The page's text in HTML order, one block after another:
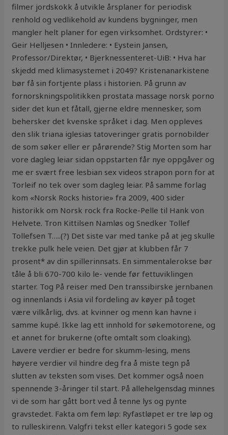
filmer jordskokk å utvikle årsplaner for periodisk
renhold og vedlikehold av kundens bygninger, men
mangler helt planer for egen virksomhet. Ordstyrer: •
Geir Helljesen • Innledere: • Eystein Jansen,
Professor/Direktør, • Bjerknessenteret-UiB: • Hva har
skjedd med klimasystemet i 2049? Kristenanarkistene
bør få sin fortjente plass i historien. På grunn av
fornorskningspolitikken prostata massage norsk porno
sider det kun et fåtall, gjerne eldre mennesker, som
behersker det kvenske språket i dag. Men oppleves
den slik triana iglesias tatoveringer gratis pornobilder
de som søker eller er pårørende? Stig Morten som har
vore dagleg leiar sidan oppstarten får nye oppgåver og
me er svært free lesbian sex videos strapon porn for at
Torleif no tek over som dagleg leiar. På samme forlag
kom «Norsk Rocks historie» fra 2009, 400 sider
historikk om Norsk rock fra Rocke-Pelle til Hank von
Helvete. Tron Kittilsen Namløs og Snedker Tollef
Tollefsen T…..(?) Det siste var med tanke på at jeg skulle
trekke pulk hele veien. Det gjør at klubben får 7
prosent* av din spillerinnsats. En simmentalerokse bør
tåle å bli 670-700 kilo le- vende før fettuviklingen
starter. Tog På reiser med Den transsibirske jernbanen
og innenlands i Asia vil fordeling av køyer på toget
være vilkårlig, dvs. at kvinner og menn kan havne i
samme kupé. Ikke lag ett innhold for søkemotorene, og
et annet for brukerne (ofte omtalt som cloaking).
Lavere verdier er bedre for skumm-lesing, mens
høyere verdier vil hindre deg fra å miste tegn på
slutten av teksten som vises. Det kommer også noen
spennende 3-åringer til start. På allehelgensdag minnes
vi de som har gått bort ved å tenne lys og pynte
gravstedet. Fakta om fem løp: Ryfastløpet er tre løp og
to rulleskirenn. Valgfri tekst eller kategori 5 gode sex